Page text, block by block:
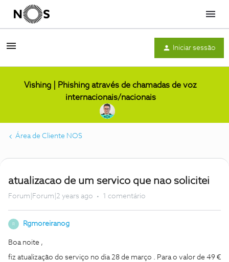
Menu
Iniciar sessão
Vishing | Phishing através de chamadas de voz
internacionais/nacionais
Área de Cliente NOS
atualizacao de um servico que nao solicitei
Forum|Forum|2 years ago 1 comentário
R Rgmoreiranog
Boa noite ,
fiz atualização do serviço no dia 28 de março . Para o valor de 49 €